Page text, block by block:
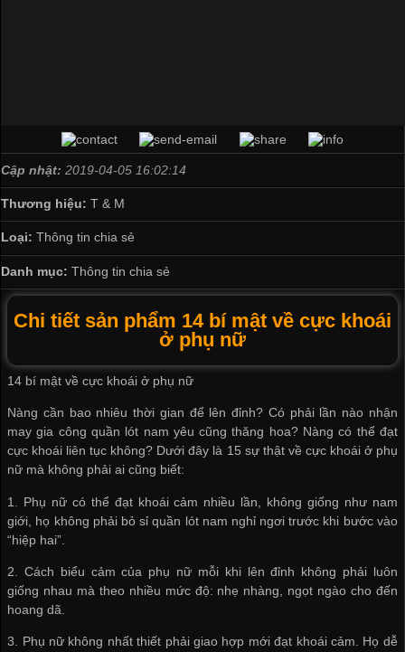
Cập nhật: 2019-04-05 16:02:14
Thương hiệu: T & M
Loại: Thông tin chia sẻ
Danh mục: Thông tin chia sẻ
Chi tiết sản phẩm 14 bí mật về cực khoái
ở phụ nữ
14 bí mật về cực khoái ở phụ nữ
Nàng cần bao nhiêu thời gian để lên đỉnh? Có phải lần nào nhận
may gia công quần lót nam yêu cũng thăng hoa? Nàng có thể đạt
cực khoái liên tục không? Dưới đây là 15 sự thật về cực khoái ở phụ
nữ mà không phải ai cũng biết:
1. Phụ nữ có thể đạt khoái cảm nhiều lần, không giống như nam
giới, họ không phải bỏ sỉ quần lót nam nghỉ ngơi trước khi bước vào
“hiệp hai”.
2. Cách biểu cảm của phụ nữ mỗi khi lên đỉnh không phải luôn
giống nhau mà theo nhiều mức độ: nhẹ nhàng, ngọt ngào cho đến
hoang dã.
3. Phụ nữ không nhất thiết phải giao hợp mới đạt khoái cảm. Họ dễ